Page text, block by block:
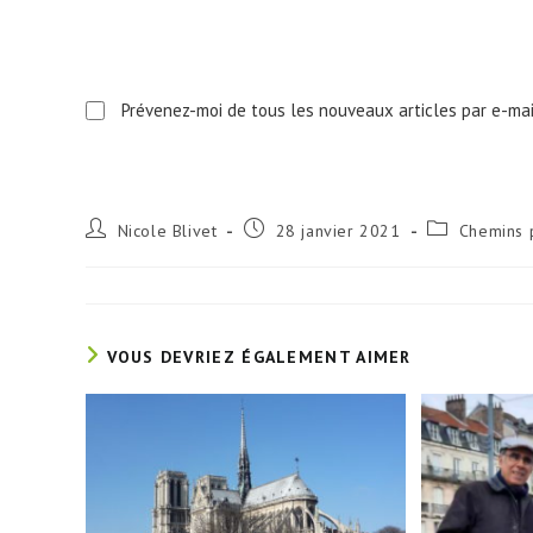
Prévenez-moi de tous les nouveaux articles par e-
Auteur/autrice
Nicole Blivet
Publication
28 janvier 2021
Post Chemins
VOUS DEVRIEZ ÉGALEMENT AIMER